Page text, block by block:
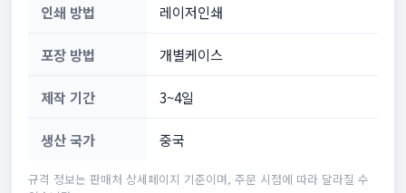
인쇄 방법 레이저인쇄
포장 방법 개별케이스
제작 기간 3~4일
생산 국가 중국
규격 정보는 판매처 상세페이지 기준이며, 주문 시점에 따라 달라질 수